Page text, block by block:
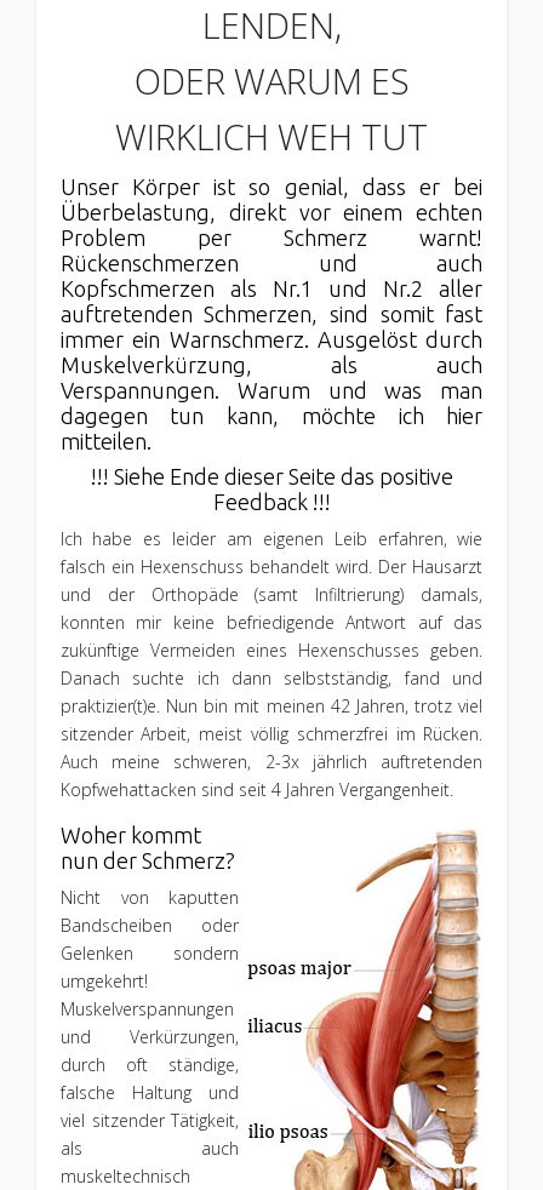
LENDEN,
ODER WARUM ES
WIRKLICH WEH TUT
Unser Körper ist so genial, dass er bei
Überbelastung, direkt vor einem echten
Problem per Schmerz warnt!
Rückenschmerzen und auch
Kopfschmerzen als Nr.1 und Nr.2 aller
auftretenden Schmerzen, sind somit fast
immer ein Warnschmerz. Ausgelöst durch
Muskelverkürzung, als auch
Verspannungen. Warum und was man
dagegen tun kann, möchte ich hier
mitteilen.
!!! Siehe Ende dieser Seite das positive
Feedback !!!
Ich habe es leider am eigenen Leib erfahren, wie
falsch ein Hexenschuss behandelt wird. Der Hausarzt
und der Orthopäde (samt Infiltrierung) damals,
konnten mir keine befriedigende Antwort auf das
zukünftige Vermeiden eines Hexenschusses geben.
Danach suchte ich dann selbstständig, fand und
praktizier(t)e. Nun bin mit meinen 42 Jahren, trotz viel
sitzender Arbeit, meist völlig schmerzfrei im Rücken.
Auch meine schweren, 2-3x jährlich auftretenden
Kopfwehattacken sind seit 4 Jahren Vergangenheit.
Woher kommt
nun der Schmerz?
Nicht von kaputten
Bandscheiben oder
Gelenken sondern
umgekehrt!
Muskelverspannungen
und Verkürzungen,
durch oft ständige,
falsche Haltung und
viel sitzender Tätigkeit,
als auch
muskeltechnisch